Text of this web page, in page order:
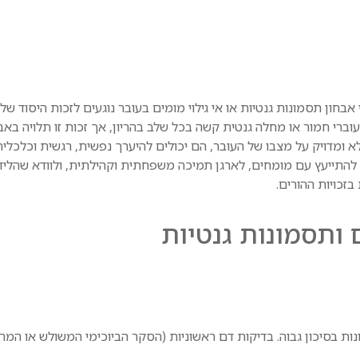
תסמונות גנטיות או אי גילוי מומים בעובר נוגעים לזכות
חמור או מחלה גנטית קשה בכל שלב בהריון, אך זכות זו תלויה
על מצבו של העובר, הם יכולים להיערך נפשית, רגשית
להתייעץ עם מומחים, לארגן תמיכה משפחתית וקהילתית, ולוודא
ההורים.
גנטיות
בסיכון גבוה. בדיקות דם ראשוניות (הסקר הביוכימי המשולש או